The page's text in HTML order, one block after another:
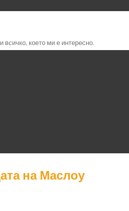
всичко, което ми е интересно.
на Маслоу